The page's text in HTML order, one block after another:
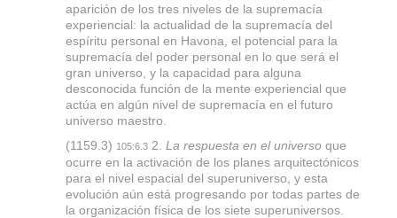
aparición de los tres niveles de la supremacía
experiencial: la actualidad de la supremacía del
espíritu personal en Havona, el potencial para la
supremacía del poder personal en lo que será el
gran universo, y la capacidad para alguna
desconocida función de la mente experiencial que
actúa en algún nivel de supremacía en el futuro
universo maestro.
(1159.3) 105:6.32. La respuesta en el universoque
ocurre en la activación de los planes arquitectónicos
para el nivel espacial del superuniverso, y esta
evolución aún está progresando por todas partes de
la organización física de los siete superuniversos.